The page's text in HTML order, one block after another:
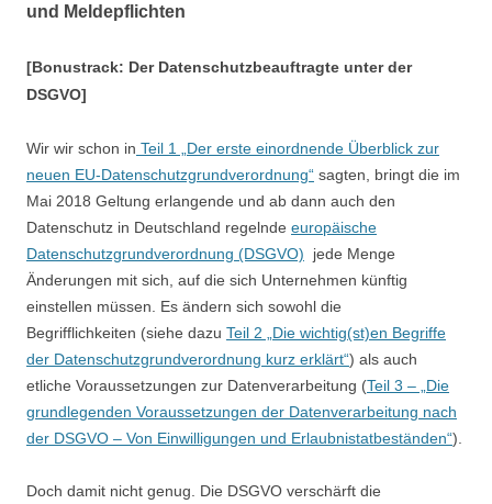
und Meldepflichten
[Bonustrack: Der Datenschutzbeauftragte unter der
DSGVO]
Wir wir schon in Teil 1 „Der erste einordnende Überblick zur
neuen EU-Datenschutzgrundverordnung“ sagten, bringt die im
Mai 2018 Geltung erlangende und ab dann auch den
Datenschutz in Deutschland regelnde europäische
Datenschutzgrundverordnung (DSGVO) jede Menge
Änderungen mit sich, auf die sich Unternehmen künftig
einstellen müssen. Es ändern sich sowohl die
Begrifflichkeiten (siehe dazu Teil 2 „Die wichtig(st)en Begriffe
der Datenschutzgrundverordnung kurz erklärt“) als auch
etliche Voraussetzungen zur Datenverarbeitung (Teil 3 – „Die
grundlegenden Voraussetzungen der Datenverarbeitung nach
der DSGVO – Von Einwilligungen und Erlaubnistatbeständen“).
Doch damit nicht genug. Die DSGVO verschärft die